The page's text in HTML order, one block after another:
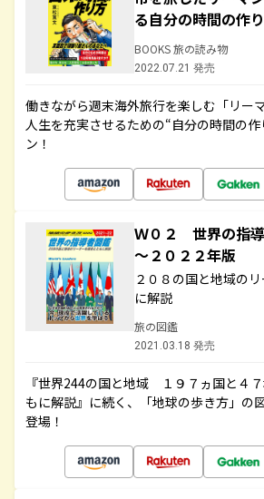
る自分の時間の作
BOOKS 旅の読み物
2022.07.21 発売
働きながら週末海外旅行を楽しむ「リー
人生を充実させるための“自分の時間の
ン！
Ｗ０２ 世界の指
～２０２２年版
２０８の国と地域の
に解説
旅の図鑑
2021.03.18 発売
『世界244の国と地域 １９７ヵ国と４
もに解説』に続く、「地球の歩き方」の
登場！